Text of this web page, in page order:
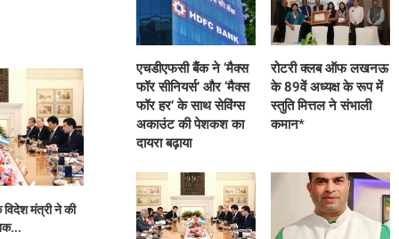
मंत्री ने की
प्रताप परिषद उत्तर प्रदेश की नई
कार्यकारिणी निर्विरोध...
भारतीय परंपराओं के
सनातन
एचडीएफसी बैंक ने ‘मैक्स
फॉर सीनियर्स’ और ‘मैक्स
फॉर हर’ के साथ सेविंग्स
अकाउंट की पेशकश का
दायरा बढ़ाया
रोटरी क्लब ऑफ लखनऊ
के 89वें अध्यक्ष के रूप में
स्तुति मित्तल ने संभाली
कमान*